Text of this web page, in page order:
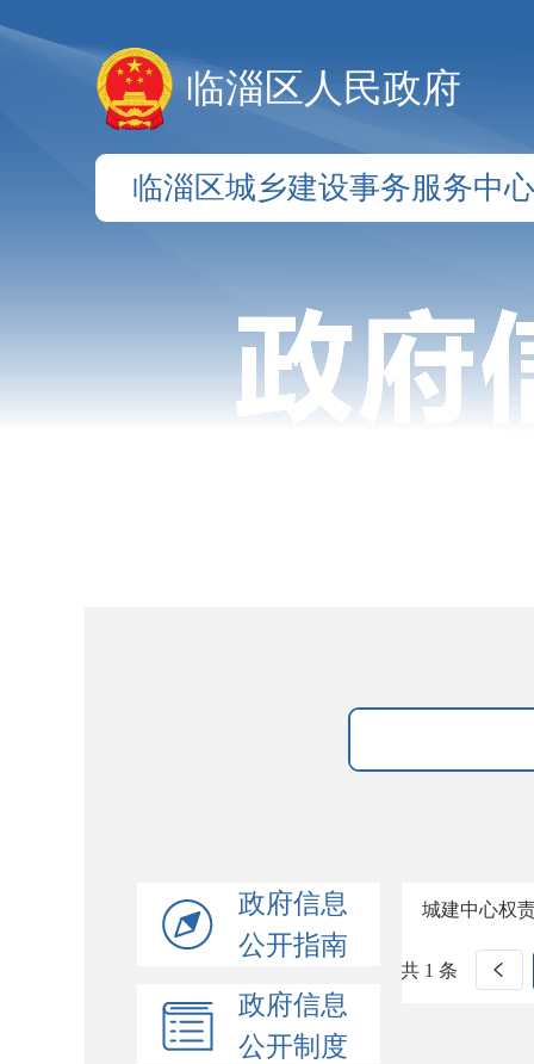
临淄区人民政府
临淄区城乡建设事务服务中心
政府信息
公开指南
政府信息
公开制度
城建中心权
共 1 条